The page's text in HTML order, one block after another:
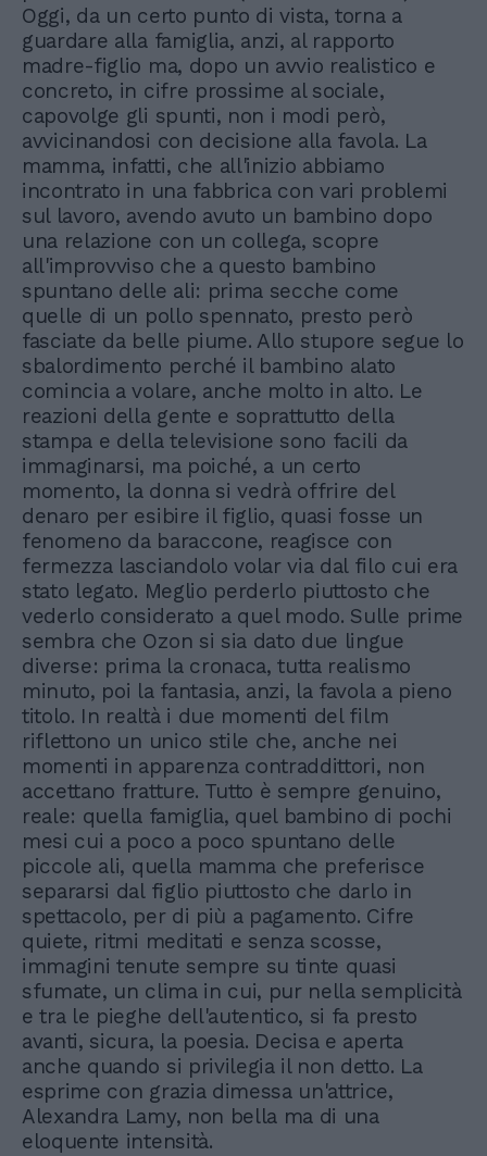
Oggi, da un certo punto di vista, torna a
guardare alla famiglia, anzi, al rapporto
madre-figlio ma, dopo un avvio realistico e
concreto, in cifre prossime al sociale,
capovolge gli spunti, non i modi però,
avvicinandosi con decisione alla favola. La
mamma, infatti, che all'inizio abbiamo
incontrato in una fabbrica con vari problemi
sul lavoro, avendo avuto un bambino dopo
una relazione con un collega, scopre
all'improvviso che a questo bambino
spuntano delle ali: prima secche come
quelle di un pollo spennato, presto però
fasciate da belle piume. Allo stupore segue lo
sbalordimento perché il bambino alato
comincia a volare, anche molto in alto. Le
reazioni della gente e soprattutto della
stampa e della televisione sono facili da
immaginarsi, ma poiché, a un certo
momento, la donna si vedrà offrire del
denaro per esibire il figlio, quasi fosse un
fenomeno da baraccone, reagisce con
fermezza lasciandolo volar via dal filo cui era
stato legato. Meglio perderlo piuttosto che
vederlo considerato a quel modo. Sulle prime
sembra che Ozon si sia dato due lingue
diverse: prima la cronaca, tutta realismo
minuto, poi la fantasia, anzi, la favola a pieno
titolo. In realtà i due momenti del film
riflettono un unico stile che, anche nei
momenti in apparenza contraddittori, non
accettano fratture. Tutto è sempre genuino,
reale: quella famiglia, quel bambino di pochi
mesi cui a poco a poco spuntano delle
piccole ali, quella mamma che preferisce
separarsi dal figlio piuttosto che darlo in
spettacolo, per di più a pagamento. Cifre
quiete, ritmi meditati e senza scosse,
immagini tenute sempre su tinte quasi
sfumate, un clima in cui, pur nella semplicità
e tra le pieghe dell'autentico, si fa presto
avanti, sicura, la poesia. Decisa e aperta
anche quando si privilegia il non detto. La
esprime con grazia dimessa un'attrice,
Alexandra Lamy, non bella ma di una
eloquente intensità.